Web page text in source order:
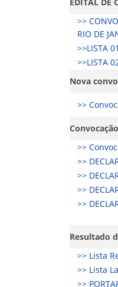
>>
RIO DE
>>LISTA
>>LISTA
Nova
>>
>>
>>
>>
>>
>>
Resultado
>> Lista
>> Lista
>>